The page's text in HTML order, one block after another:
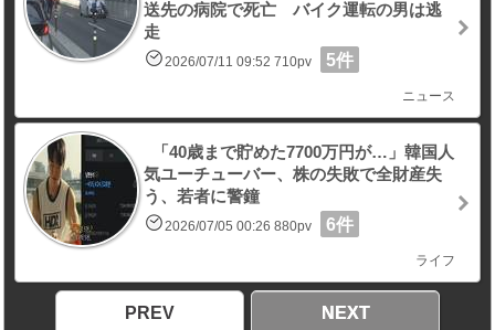
送先の病院で死亡 バイク運転の男は逃
走
2026/07/11 09:52 710pv 5件
ニュース
「40歳まで貯めた7700万円が…」韓国人
気ユーチューバー、株の失敗で全財産失
う、若者に警鐘
2026/07/05 00:26 880pv 6件
ライフ
PREV NEXT